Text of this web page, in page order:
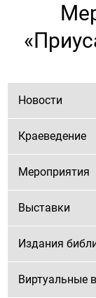
Новости
Краеведение
Мероприятия
Выставки
Издания
Виртуальные